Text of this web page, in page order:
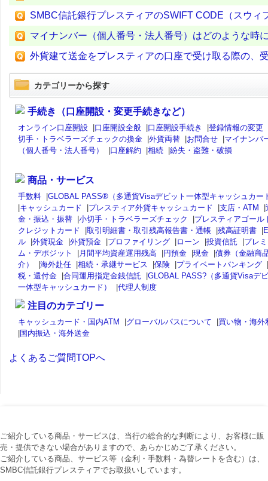
SMBC信託銀行プレスティアのSWIFT CODE（スウィ
マイナンバー（個人番号・法人番号）はどのような時
外貨建て送金をプレスティアの口座で受け取る際の、
カテゴリーから探す
手続き（口座開設・変更手続きなど）
オンライン口座開設 |口座開設全般 |口座開設手続き |登録情報の変更
切手・トラベラーズチェックの換金 |外貨両替 |お問合せ |マイナンバ
（個人番号・法人番号）
|口座解約 |相続 |紛失・盗難・破損
商品・サービス
手数料 |GLOBAL PASS®（多通貨Visaデビット一体型キャッシュカー
|キャッシュカード |プレスティア外貨キャッシュカード |支店・ATM |
金・振込・振替 |小切手・トラベラーズチェック |プレスティアゴール
クレジットカード
|取引明細書・取引残高報告書・通帳 |残高証明書 |
ル |外貨現金 |外貨預金 |プロファイリング |ローン |投資信託 |プレ
ム・デポジット
| 月間平均資産運用残高 |円預金 |現金 |債券（金融商
介）
|海外赴任 |相続・承継サービス |保険 |プライベートバンキング |
税・還付金 |合同運用指定金銭信託 |GLOBAL PASS?（多通貨Visaデ
一体型キャッシュカード）
|代理人制度
注目のカテゴリー
キャッシュカード・国内ATM |グローバルパスについて |買い物・海外
|国内振込・海外送金
よくあるご質問TOPへ
ご紹介している商品・サービスは、当行の総合的な判断により、お客様に販
売・提供できない場合がありますので、あらかじめご了承ください。
ご紹介している商品、サービス等（金利・手数料・為替レートを含む）は、
SMBC信託銀行プレスティアでお取扱いしています。